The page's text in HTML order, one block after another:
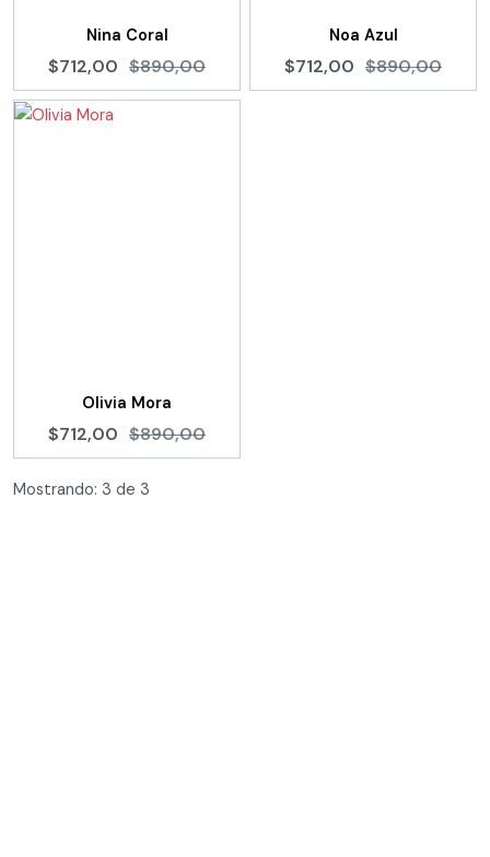
Nina Coral
$712,00 $890,00
Noa Azul
$712,00 $890,00
Olivia Mora
$712,00 $890,00
Mostrando: 3 de 3